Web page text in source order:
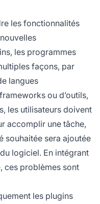
les fonctionnalités
les programmes
façons, par
langues
ou d’outils,
les utilisateurs doivent
accomplir une tâche,
souhaitée sera ajoutée
logiciel. En intégrant
ces problèmes sont
les plugins